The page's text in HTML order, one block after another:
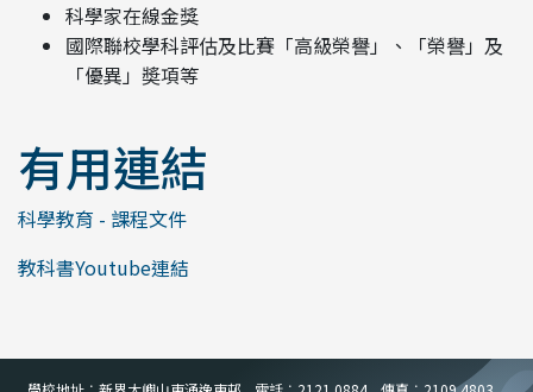
科學家在線金獎
國際聯校學科評估及比賽「高級榮譽」、「榮譽」及
「優異」奬項等
有用連結
科學教育 - 課程文件
教科書Youtube連結